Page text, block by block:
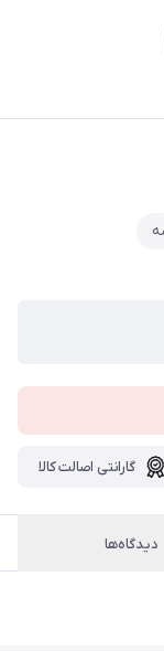
گارانتی اصالت کالا
دیدگاه‌ها